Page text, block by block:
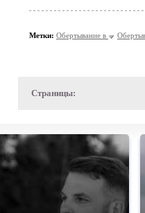
Метки: Обертывание в
Страницы: